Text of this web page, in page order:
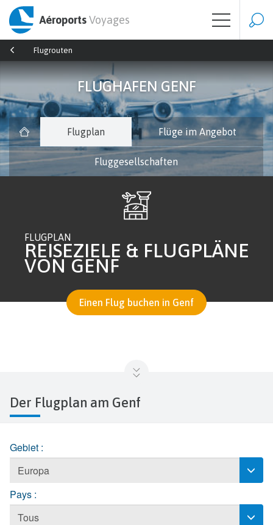
AéroportsVoyages
Flugrouten
FLUGHAFEN GENF
Flugplan Flüge im Angebot
Fluggesellschaften
FLUGPLAN
REISEZIELE & FLUGPLÄNE
VON GENF
Einen Flug buchen in Genf
Der Flugplan am Genf